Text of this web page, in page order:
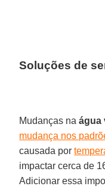
Soluções de
Mudanças naágua
mudança nos
causada por
impactar cerca de
Adicionar essa